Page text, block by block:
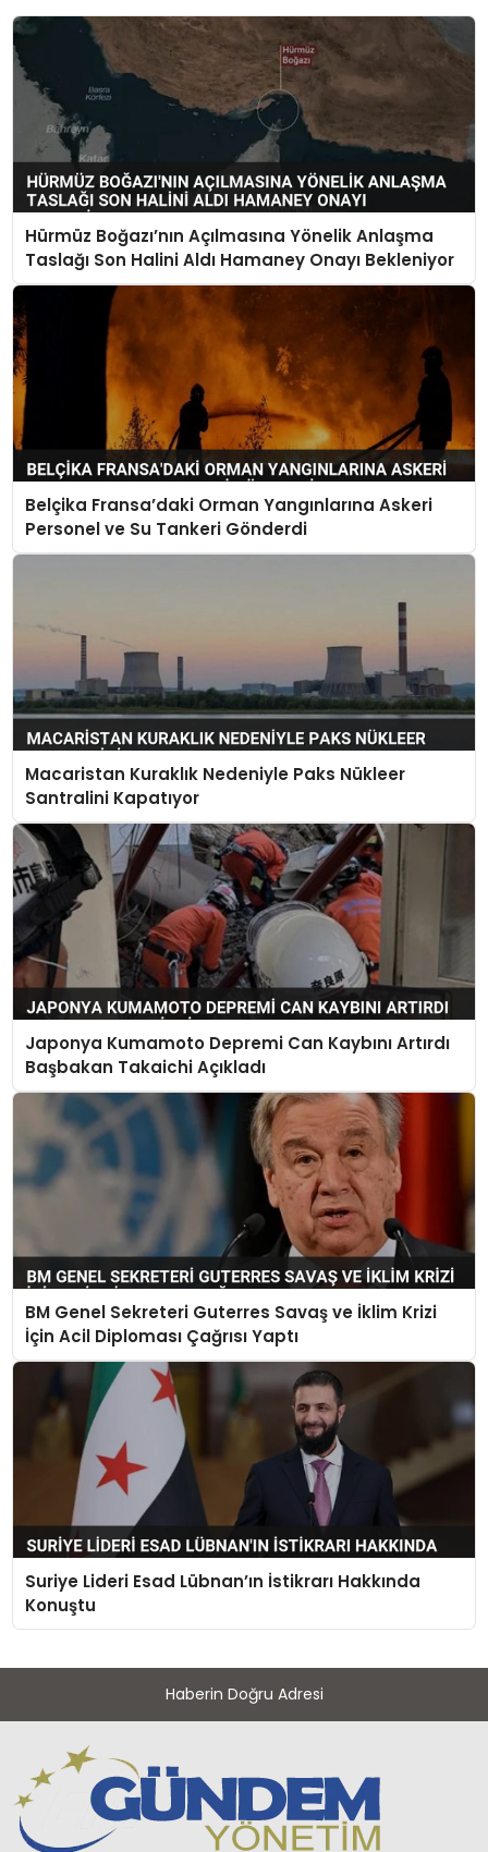
Hürmüz Boğazı’nın Açılmasına Yönelik Anlaşma
Taslağı Son Halini Aldı Hamaney Onayı Bekleniyor
Belçika Fransa’daki Orman Yangınlarına Askeri
Personel ve Su Tankeri Gönderdi
Macaristan Kuraklık Nedeniyle Paks Nükleer
Santralini Kapatıyor
Japonya Kumamoto Depremi Can Kaybını Artırdı
Başbakan Takaichi Açıkladı
BM Genel Sekreteri Guterres Savaş ve İklim Krizi
İçin Acil Diploması Çağrısı Yaptı
Suriye Lideri Esad Lübnan’ın İstikrarı Hakkında
Konuştu
Haberin Doğru Adresi